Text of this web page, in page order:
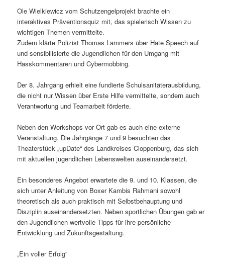
Ole Wielkiewicz vom Schutzengelprojekt brachte ein
interaktives Präventionsquiz mit, das spielerisch Wissen zu
wichtigen Themen vermittelte.
Zudem klärte Polizist Thomas Lammers über Hate Speech auf
und sensibilisierte die Jugendlichen für den Umgang mit
Hasskommentaren und Cybermobbing.
Der 8. Jahrgang erhielt eine fundierte Schulsanitäterausbildung,
die nicht nur Wissen über Erste Hilfe vermittelte, sondern auch
Verantwortung und Teamarbeit förderte.
Neben den Workshops vor Ort gab es auch eine externe
Veranstaltung. Die Jahrgänge 7 und 9 besuchten das
Theaterstück „upDate“ des Landkreises Cloppenburg, das sich
mit aktuellen jugendlichen Lebenswelten auseinandersetzt.
Ein besonderes Angebot erwartete die 9. und 10. Klassen, die
sich unter Anleitung von Boxer Kambis Rahmani sowohl
theoretisch als auch praktisch mit Selbstbehauptung und
Disziplin auseinandersetzten. Neben sportlichen Übungen gab er
den Jugendlichen wertvolle Tipps für ihre persönliche
Entwicklung und Zukunftsgestaltung.
„Ein voller Erfolg“